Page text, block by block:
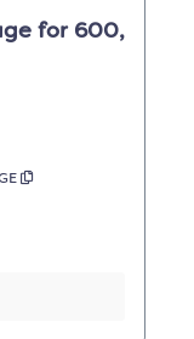
for 600,